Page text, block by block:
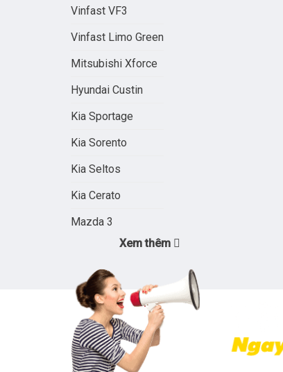
Vinfast VF3
Vinfast Limo Green
Mitsubishi Xforce
Hyundai Custin
Kia Sportage
Kia Sorento
Kia Seltos
Kia Cerato
Mazda 3
Xem thêm